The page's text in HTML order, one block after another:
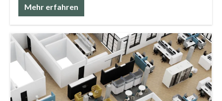
Mehr erfahren